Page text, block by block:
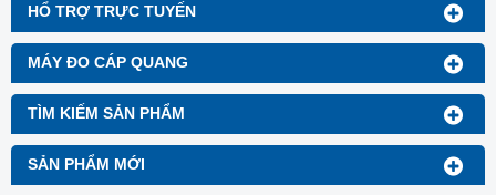
HỔ TRỢ TRỰC TUYẾN
MÁY ĐO CÁP QUANG
TÌM KIẾM SẢN PHẨM
SẢN PHẨM MỚI